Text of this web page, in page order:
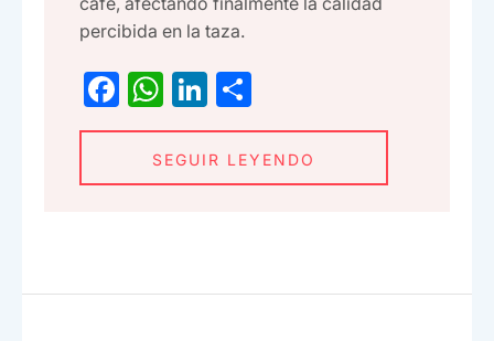
percibida en la taza.
F
a
e
o
W
h
at
s
p
Li
n
ke
dI
o
m
p
SEGUIR LEYENDO